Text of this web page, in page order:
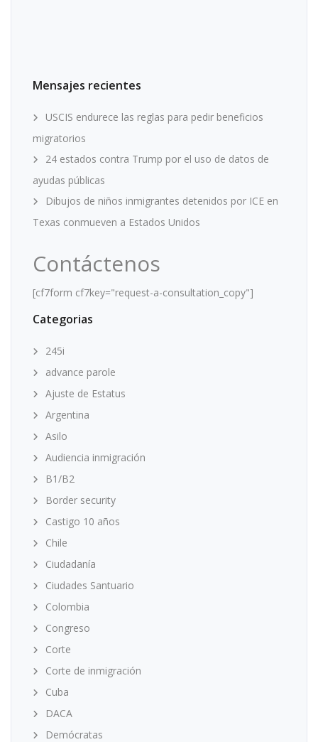
Mensajes recientes
USCIS endurece las reglas para pedir beneficios
migratorios
24 estados contra Trump por el uso de datos de
ayudas públicas
Dibujos de niños inmigrantes detenidos por ICE en
Texas conmueven a Estados Unidos
Contáctenos
[cf7form cf7key="request-a-consultation_copy"]
Categorias
245i
advance parole
Ajuste de Estatus
Argentina
Asilo
Audiencia inmigración
B1/B2
Border security
Castigo 10 años
Chile
Ciudadanía
Ciudades Santuario
Colombia
Congreso
Corte
Corte de inmigración
Cuba
DACA
Demócratas